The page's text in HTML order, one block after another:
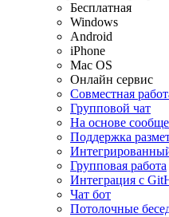
Бесплатная
Windows
Android
iPhone
Mac OS
Онлайн сервис
Совместная
Групповой чат
На основе
Поддержка
Групповая работа
Интеграция с
Чат бот
Потолочные